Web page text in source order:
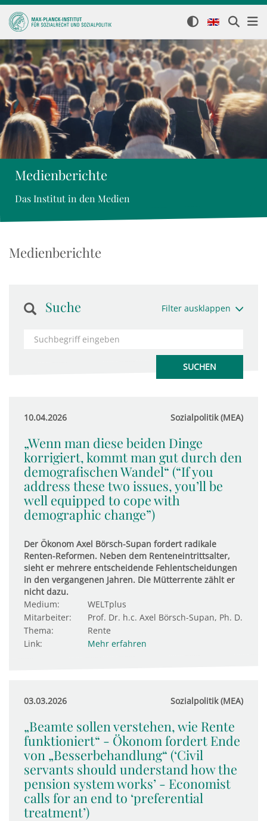
Medienberichte
Das Institut in den Medien
Medienberichte
Suche Filter ausklappen
10.04.2026 Sozialpolitik (MEA)
„Wenn man diese beiden Dinge
korrigiert, kommt man gut durch den
demografischen Wandel“ (“If you
address these two issues, you’ll be
well equipped to cope with
demographic change”)
Der Ökonom Axel Börsch-Supan fordert radikale
Renten-Reformen. Neben dem Renteneintrittsalter,
sieht er mehrere entscheidende Fehlentscheidungen
in den vergangenen Jahren. Die Mütterrente zählt er
nicht dazu.
Medium:
WELTplus
Mitarbeiter:
Prof. Dr. h.c. Axel Börsch-Supan, Ph. D.
Thema:
Rente
Link:
Mehr erfahren
03.03.2026 Sozialpolitik (MEA)
„Beamte sollen verstehen, wie Rente
funktioniert“ - Ökonom fordert Ende
von „Besserbehandlung“ (‘Civil
servants should understand how the
pension system works’ - Economist
calls for an end to ‘preferential
treatment’)